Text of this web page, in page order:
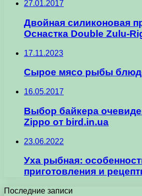
27.01.2017
Двойная силиконовая
Оснастка Double Zulu-
17.11.2023
Сырое мясо рыбы
16.05.2017
Выбор байкера
Zippo от bird.in.ua
23.06.2022
Уха рыбная:
приготовления и
Последние записи